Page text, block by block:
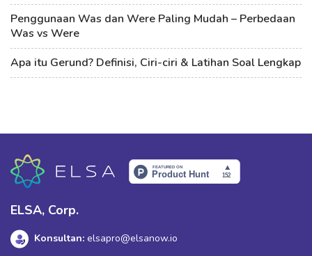
Penggunaan Was dan Were Paling Mudah – Perbedaan
Was vs Were
Apa itu Gerund? Definisi, Ciri-ciri & Latihan Soal Lengkap
ELSA, Corp.
Konsultan: elsapro@elsanow.io